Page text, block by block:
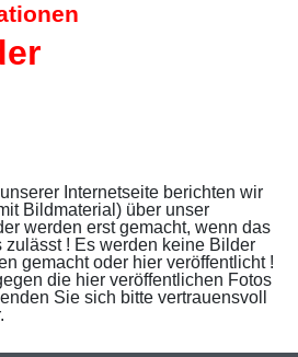
Internetseite berichten wir
Bildmaterial) über unser
werden erst gemacht, wenn das
zulässt ! Es werden keine Bilder
gemacht oder hier veröffentlicht !
die hier veröffentlichen Fotos
Sie sich bitte vertrauensvoll